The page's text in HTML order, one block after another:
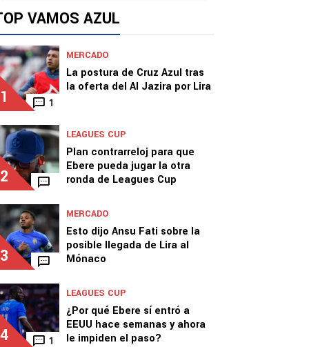
VAMOS AZUL
1 1
MERCADO
La postura de Cruz Azul tras
la oferta del Al Jazira por Lira
2
LEAGUES CUP
Plan contrarreloj para que
Ebere pueda jugar la otra
ronda de Leagues Cup
3
MERCADO
Esto dijo Ansu Fati sobre la
posible llegada de Lira al
Mónaco
4 1
LEAGUES CUP
¿Por qué Ebere sí entró a
EEUU hace semanas y ahora
le impiden el paso?